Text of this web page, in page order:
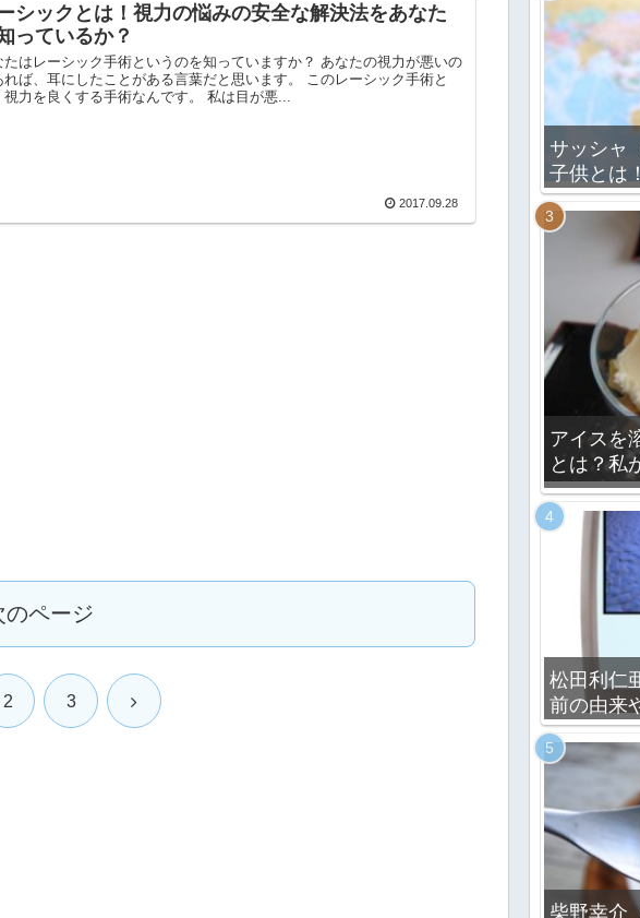
シックとは！視力の悩みの安全な解決法をあなた
っているか？
たはレーシック手術というのを知っていますか？ あなたの視力が悪いの
れば、耳にしたことがある言葉だと思います。 このレーシック手術と
視力を良くする手術なんです。 私は目が悪...
2017.09.28
のページ
2 3
サッシャ
子供とは
アイスを
とは？私
松田利仁
前の由来
柴野幸介